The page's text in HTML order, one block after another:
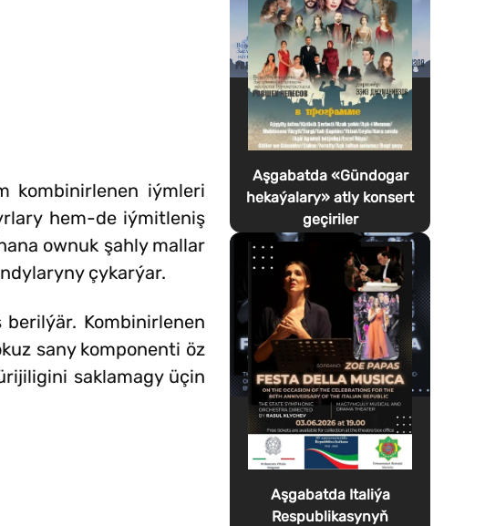
kombinirlenen iýmleri
hem-de iýmitleniş
ownuk şahly mallar
çykarýar.
Kombinirlenen
sany komponenti öz
saklamagy üçin
Aşgabatda «Gündogar
hekaýalary» atly konsert
geçiriler
Aşgabatda Italiýa
Respublikasynyň